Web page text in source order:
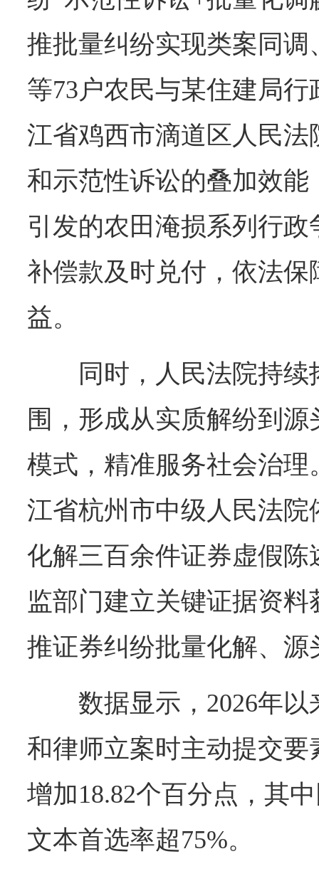
推批量纠纷实现类案同调
等73户农民与某住建局
江省鸡西市滴道区人民
和示范性诉讼的叠加效
引发的农田淹损系列行
补偿款及时兑付，依法保
益。
同时，人民法院持
围，形成从实质解纷到
模式，精准服务社会治
江省杭州市中级人民法
化解三百余件证券虚假
监部门建立关键证据资
推证券纠纷批量化解、源
数据显示，2026年
和律师立案时主动提交
增加18.82个百分点，其
文本首选率超75%。